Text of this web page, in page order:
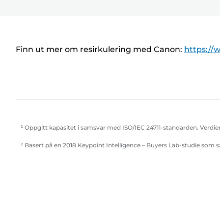
S
i
Finn ut mer om resirkulering med Canon: https://
¹ Oppgitt kapasitet i samsvar med ISO/IEC 24711-standarden.
² Basert på en 2018 Keypoint Intelligence – Buyers Lab-studie